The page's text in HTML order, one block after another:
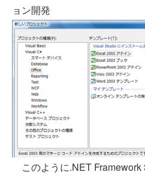
ョン開発
このように.NET Framework